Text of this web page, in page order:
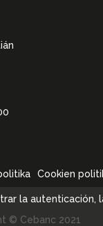
Cookien
© Cebanc 2021
la